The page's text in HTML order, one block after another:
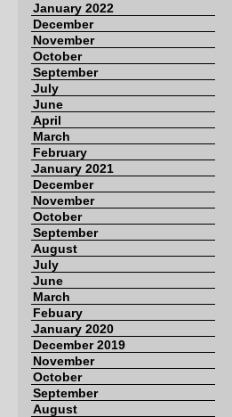
January 2022
December
November
October
September
July
June
April
March
February
January 2021
December
November
October
September
August
July
June
March
Febuary
January 2020
December 2019
November
October
September
August